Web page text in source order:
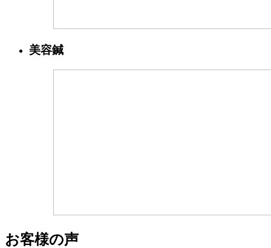
美容鍼
お客様の声